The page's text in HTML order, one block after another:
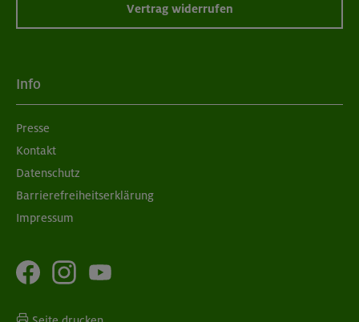
08./09.09.26
Grundkurs Klettern indoor
München
Vertrag widerrufen
Info
Presse
Kontakt
Datenschutz
Barrierefreiheitserklärung
Impressum